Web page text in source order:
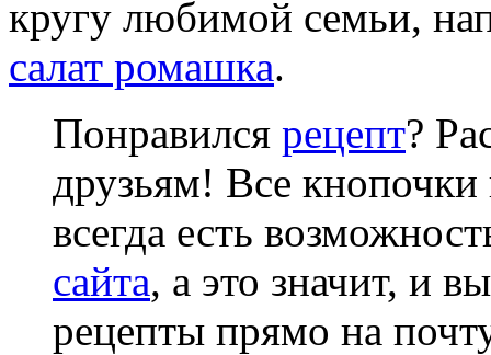
кругу любимой семьи,
салат ромашка.
Понравился рецепт?
друзьям! Все кнопочки
всегда есть
сайта, а это значит, и
рецепты прямо на